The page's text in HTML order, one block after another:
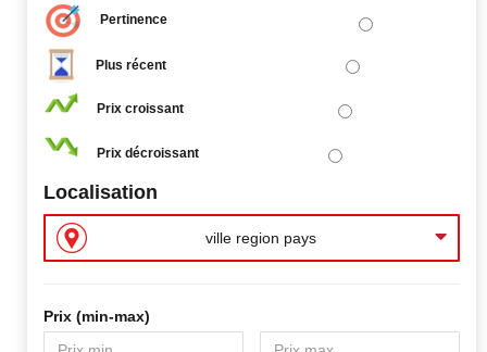
Pertinence
Plus récent
Prix croissant
Prix décroissant
Localisation
ville region pays
Prix ​​(min-max)